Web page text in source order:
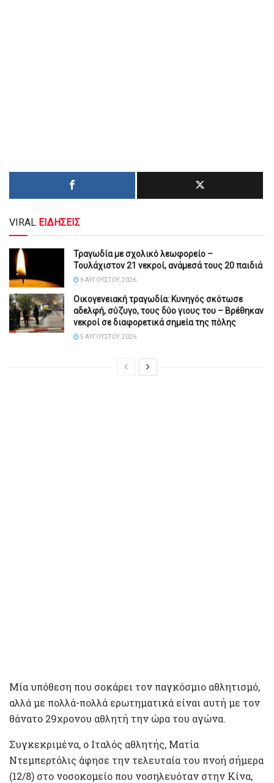
VIRAL ΕΙΔΗΣΕΙΣ
Τραγωδία με σχολικό λεωφορείο –
Τουλάχιστον 21 νεκροί, ανάμεσά τους 20 παιδιά
6 ΑΥΓΟΎΣΤΟΥ, 2026
Οικογενειακή τραγωδία: Κυνηγός σκότωσε
αδελφή, σύζυγο, τους δύο γιους του – Βρέθηκαν
νεκροί σε διαφορετικά σημεία της πόλης
5 ΑΥΓΟΎΣΤΟΥ, 2026
Μία υπόθεση που σοκάρει τον παγκόσμιο αθλητισμό,
αλλά με πολλά-πολλά ερωτηματικά είναι αυτή με τον
θάνατο 29χρονου αθλητή την ώρα του αγώνα.
Συγκεκριμένα, ο Ιταλός αθλητής, Ματία
Ντεμπερτόλις άφησε την τελευταία του πνοή σήμερα
(12/8) στο νοσοκομείο που νοσηλευόταν στην Κίνα,